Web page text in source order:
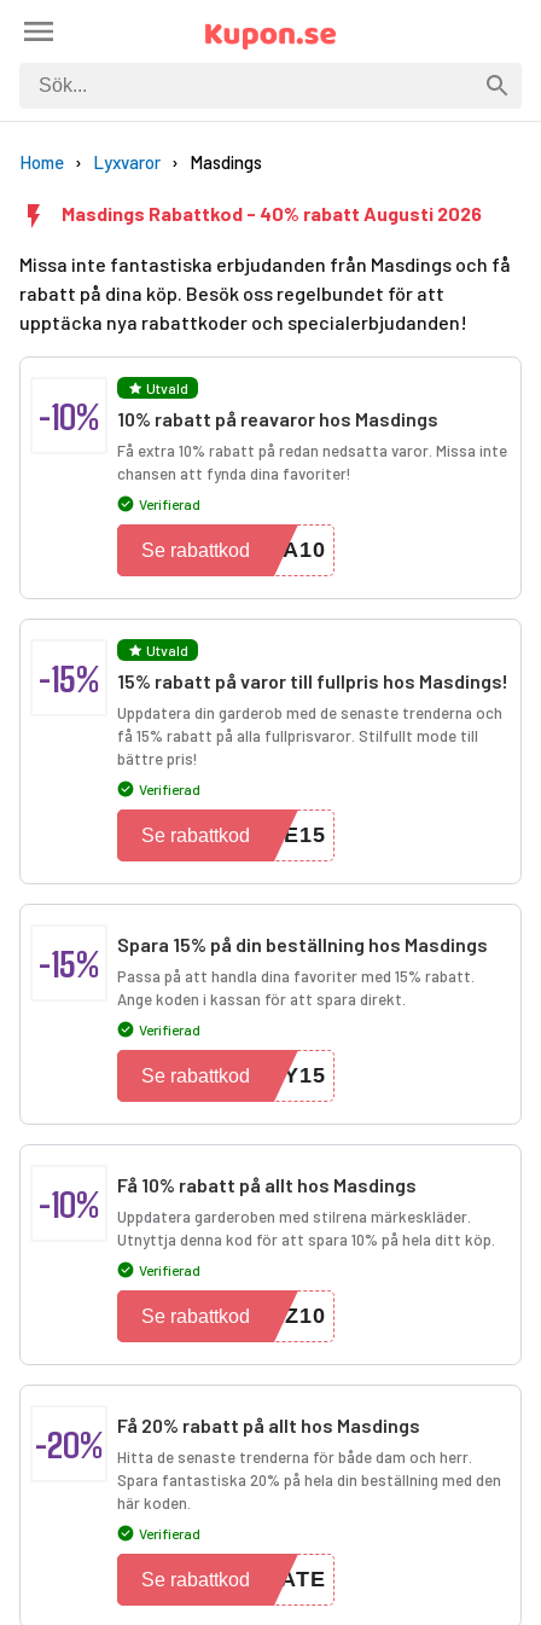
Home Lyxvaror Masdings
Masdings Rabattkod - 40% rabatt Augusti 2026
Missa inte fantastiska erbjudanden från Masdings och få
rabatt på dina köp. Besök oss regelbundet för att
upptäcka nya rabattkoder och specialerbjudanden!
-10%
Utvald
10% rabatt på reavaror hos Masdings
Få extra 10% rabatt på redan nedsatta varor. Missa inte
chansen att fynda dina favoriter!
Verifierad
RA10
Se rabattkod
-15%
Utvald
15% rabatt på varor till fullpris hos Masdings!
Uppdatera din garderob med de senaste trenderna och
få 15% rabatt på alla fullprisvaror. Stilfullt mode till
bättre pris!
Verifierad
VE15
Se rabattkod
-15% Spara 15% på din beställning hos Masdings
Passa på att handla dina favoriter med 15% rabatt.
Ange koden i kassan för att spara direkt.
Verifierad
DY15
Se rabattkod
-10% Få 10% rabatt på allt hos Masdings
Uppdatera garderoben med stilrena märkeskläder.
Utnyttja denna kod för att spara 10% på hela ditt köp.
Verifierad
LZ10
Se rabattkod
-20% Få 20% rabatt på allt hos Masdings
Hitta de senaste trenderna för både dam och herr.
Spara fantastiska 20% på hela din beställning med den
här koden.
Verifierad
RATE
Se rabattkod